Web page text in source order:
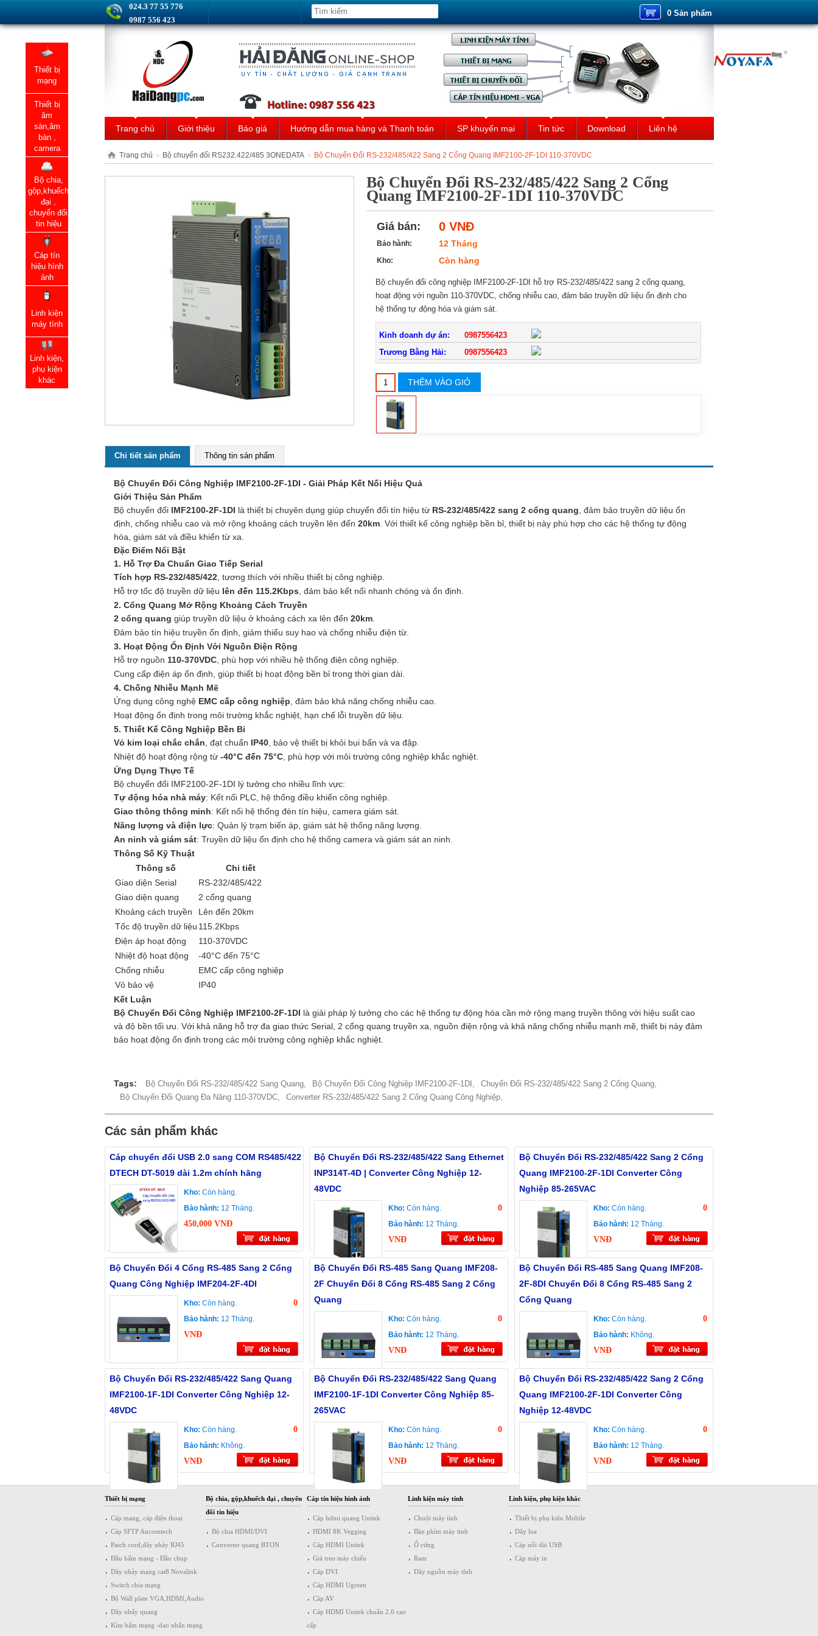
024.3 77 55 776
0987 556 423
0 Sản phẩm
Trang chủ Giới thiệu Báo giá Hướng dẫn mua hàng và Thanh toán SP khuyến mại Tin tức Download Liên hệ
Trang chủ > Bộ chuyển đổi RS232.422/485 3ONEDATA > Bộ Chuyển Đổi RS-232/485/422 Sang 2 Cổng Quang IMF2100-2F-1DI 110-370VDC
Bộ Chuyển Đổi RS-232/485/422 Sang 2 Cổng
Quang IMF2100-2F-1DI 110-370VDC
Giá bán: 0 VNĐ
Bảo hành: 12 Tháng
Kho: Còn hàng
Bộ chuyển đổi công nghiệp IMF2100-2F-1DI hỗ trợ RS-232/485/422 sang 2 cổng quang,
hoạt động với nguồn 110-370VDC, chống nhiễu cao, đảm bảo truyền dữ liệu ổn định cho
hệ thống tự động hóa và giám sát.
Kinh doanh dự án:
0987556423
Trương Bằng Hải:
0987556423
THÊM VÀO GIỎ
Chi tiết sản phẩm Thông tin sản phẩm
Bộ Chuyển Đổi Công Nghiệp IMF2100-2F-1DI - Giải Pháp Kết Nối Hiệu Quả
Giới Thiệu Sản Phẩm
Bộ chuyển đổi IMF2100-2F-1DI là thiết bị chuyên dụng giúp chuyển đổi tín hiệu từ RS-232/485/422 sang 2 cổng quang , đảm bảo truyền dữ liệu ổn
định, chống nhiễu cao và mở rộng khoảng cách truyền lên đến 20km. Với thiết kế công nghiệp bền bỉ, thiết bị này phù hợp cho các hệ thống tự động
hóa, giám sát và điều khiển từ xa.
Đặc Điểm Nổi Bật
1. Hỗ Trợ Đa Chuẩn Giao Tiếp Serial
Tích hợp RS-232/485/422, tương thích với nhiều thiết bị công nghiệp.
Hỗ trợ tốc độ truyền dữ liệu lên đến 115.2Kbps , đảm bảo kết nối nhanh chóng và ổn định.
2. Cổng Quang Mở Rộng Khoảng Cách Truyền
2 cổng quang giúp truyền dữ liệu ở khoảng cách xa lên đến 20km.
Đảm bảo tín hiệu truyền ổn định, giảm thiểu suy hao và chống nhiễu điện từ.
3. Hoạt Động Ổn Định Với Nguồn Điện Rộng
Hỗ trợ nguồn 110-370VDC, phù hợp với nhiều hệ thống điện công nghiệp.
Cung cấp điện áp ổn định, giúp thiết bị hoạt động bền bỉ trong thời gian dài.
4. Chống Nhiễu Mạnh Mẽ
Ứng dụng công nghệ EMC cấp công nghiệp , đảm bảo khả năng chống nhiễu cao.
Hoạt động ổn định trong môi trường khắc nghiệt, hạn chế lỗi truyền dữ liệu.
5. Thiết Kế Công Nghiệp Bền Bỉ
Vỏ kim loại chắc chắn , đạt chuẩn IP40, bảo vệ thiết bị khỏi bụi bẩn và va đập.
Nhiệt độ hoạt động rộng từ -40°C đến 75°C, phù hợp với môi trường công nghiệp khắc nghiệt.
Ứng Dụng Thực Tế
Bộ chuyển đổi IMF2100-2F-1DI lý tưởng cho nhiều lĩnh vực:
Tự động hóa nhà máy: Kết nối PLC, hệ thống điều khiển công nghiệp.
Giao thông thông minh: Kết nối hệ thống đèn tín hiệu, camera giám sát.
Năng lượng và điện lực: Quản lý trạm biến áp, giám sát hệ thống năng lượng.
An ninh và giám sát: Truyền dữ liệu ổn định cho hệ thống camera và giám sát an ninh.
Thông Số Kỹ Thuật
Thông số
Chi tiết
Giao diện Serial
RS-232/485/422
Giao diện quang
2 cổng quang
Khoảng cách truyền
Lên đến 20km
Tốc độ truyền dữ liệu 115.2Kbps
Điện áp hoạt động
110-370VDC
Nhiệt độ hoạt động
-40°C đến 75°C
Chống nhiễu
EMC cấp công nghiệp
Vỏ bảo vệ
IP40
Kết Luận
Bộ Chuyển Đổi Công Nghiệp IMF2100-2F-1DI là giải pháp lý tưởng cho các hệ thống tự động hóa cần mở rộng mạng truyền thông với hiệu suất cao
và độ bền tối ưu. Với khả năng hỗ trợ đa giao thức Serial, 2 cổng quang truyền xa, nguồn điện rộng và khả năng chống nhiễu mạnh mẽ, thiết bị này đảm
bảo hoạt động ổn định trong các môi trường công nghiệp khắc nghiệt.
Tags: Bộ Chuyển Đổi RS-232/485/422 Sang Quang, Bộ Chuyển Đổi Công Nghiệp IMF2100-2F-1DI,
Chuyển Đổi RS-232/485/422 Sang 2 Cổng Quang,
Bộ Chuyển Đổi Quang Đa Năng 110-370VDC,
Converter RS-232/485/422 Sang 2 Cổng Quang Công Nghiệp,
Các sản phẩm khác
Cáp chuyển đổi USB 2.0 sang COM RS485/422
DTECH DT-5019 dài 1.2m chính hãng
Kho: Còn hàng.
Bảo hành: 12 Tháng.
450,000 VNĐ
Bộ Chuyển Đổi RS-232/485/422 Sang Ethernet
INP314T-4D | Converter Công Nghiệp 12-
48VDC
Kho: Còn hàng.
Bảo hành: 12 Tháng.
0
VNĐ
Bộ Chuyển Đổi RS-232/485/422 Sang 2 Cổng
Quang IMF2100-2F-1DI Converter Công
Nghiệp 85-265VAC
Kho: Còn hàng.
Bảo hành: 12 Tháng.
0
VNĐ
Bộ Chuyển Đổi 4 Cổng RS-485 Sang 2 Cổng
Quang Công Nghiệp IMF204-2F-4DI
Kho: Còn hàng.
Bảo hành: 12 Tháng.
0
VNĐ
Bộ Chuyển Đổi RS-485 Sang Quang IMF208-
2F Chuyển Đổi 8 Cổng RS-485 Sang 2 Cổng
Quang
Kho: Còn hàng.
Bảo hành: 12 Tháng.
0
VNĐ
Bộ Chuyển Đổi RS-485 Sang Quang IMF208-
2F-8DI Chuyển Đổi 8 Cổng RS-485 Sang 2
Cổng Quang
Kho: Còn hàng.
Bảo hành: Không.
0
VNĐ
Bộ Chuyển Đổi RS-232/485/422 Sang Quang
IMF2100-1F-1DI Converter Công Nghiệp 12-
48VDC
Kho: Còn hàng.
Bảo hành: Không.
0
VNĐ
Bộ Chuyển Đổi RS-232/485/422 Sang Quang
IMF2100-1F-1DI Converter Công Nghiệp 85-
265VAC
Kho: Còn hàng.
Bảo hành: 12 Tháng.
0
VNĐ
Bộ Chuyển Đổi RS-232/485/422 Sang 2 Cổng
Quang IMF2100-2F-1DI Converter Công
Nghiệp 12-48VDC
Kho: Còn hàng.
Bảo hành: 12 Tháng.
0
VNĐ
Thiết bị mạng
Cáp mạng, cáp điện thoại
Cáp SFTP Ancomtech
Patch cord,dây nhảy RJ45
Đầu bấm mạng - Đầu chụp
Dây nhảy mạng cat8 Novalink
Switch chia mạng
Bộ Wall plate VGA,HDMI,Audio
Dây nhẩy quang
Kìm bấm mạng -dao nhấn mạng
Bộ chia, gộp,khuếch đại , chuyển
đổi tin hiệu
Bộ chia HDMI/DVI
Converter quang BTON
Cáp tín hiệu hình ảnh
Cáp hdmi quang Unitek
HDMI 8K Veggieg
Cáp HDMI Unitek
Giá treo máy chiếu
Cáp DVI
Cáp HDMI Ugreen
Cáp AV
Cáp HDMI Unitek chuẩn 2.0 cao
cấp
Linh kiện máy tính
Chuột máy tính
Bàn phím máy tinh
Ổ cứng
Ram
Dây nguồn máy tính
Linh kiện, phụ kiện khác
Thiết bị phụ kiện Mobile
Dây loa
Cáp nối dài USB
Cáp máy in
Thiết bị
mạng
Thiết bị
âm
sàn,âm
bàn ,
camera
Bộ chia,
gộp,khuếch
đại ,
chuyển đổi
tin hiệu
Cáp tín
hiệu hình
ảnh
Linh kiện
máy tính
Linh kiện,
phụ kiện
khác